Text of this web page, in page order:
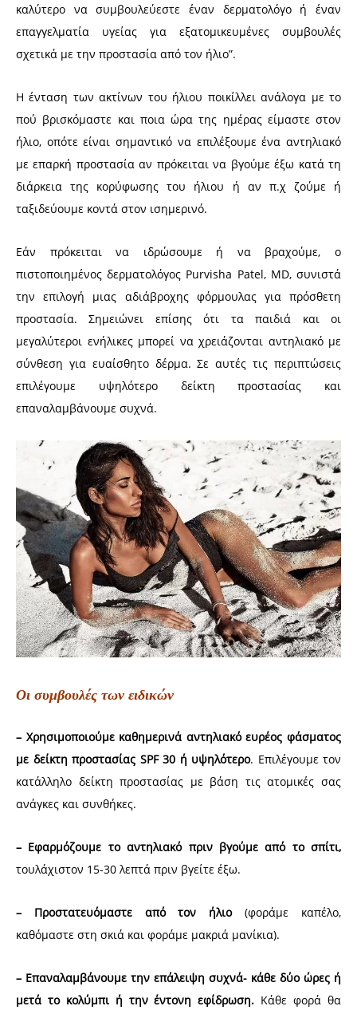
καλύτερο να συμβουλεύεστε έναν δερματολόγο ή έναν
επαγγελματία υγείας για εξατομικευμένες συμβουλές
σχετικά με την προστασία από τον ήλιο”.
Η ένταση των ακτίνων του ήλιου ποικίλλει ανάλογα με το
πού βρισκόμαστε και ποια ώρα της ημέρας είμαστε στον
ήλιο, οπότε είναι σημαντικό να επιλέξουμε ένα αντηλιακό
με επαρκή προστασία αν πρόκειται να βγούμε έξω κατά τη
διάρκεια της κορύφωσης του ήλιου ή αν π.χ ζούμε ή
ταξιδεύουμε κοντά στον ισημερινό.
Εάν πρόκειται να ιδρώσουμε ή να βραχούμε, ο
πιστοποιημένος δερματολόγος Purvisha Patel, MD, συνιστά
την επιλογή μιας αδιάβροχης φόρμουλας για πρόσθετη
προστασία. Σημειώνει επίσης ότι τα παιδιά και οι
μεγαλύτεροι ενήλικες μπορεί να χρειάζονται αντηλιακό με
σύνθεση για ευαίσθητο δέρμα. Σε αυτές τις περιπτώσεις
επιλέγουμε υψηλότερο δείκτη προστασίας και
επαναλαμβάνουμε συχνά.
Οι συμβουλές των ειδικών
– Χρησιμοποιούμε καθημερινά αντηλιακό ευρέος φάσματος
με δείκτη προστασίας SPF 30 ή υψηλότερο. Επιλέγουμε τον
κατάλληλο δείκτη προστασίας με βάση τις ατομικές σας
ανάγκες και συνθήκες.
– Εφαρμόζουμε το αντηλιακό πριν βγούμε από το σπίτι,
τουλάχιστον 15-30 λεπτά πριν βγείτε έξω.
– Προστατευόμαστε από τον ήλιο(φοράμε καπέλο,
καθόμαστε στη σκιά και φοράμε μακριά μανίκια).
– Επαναλαμβάνουμε την επάλειψη συχνά- κάθε δύο ώρες ή
μετά το κολύμπι ή την έντονη εφίδρωση. Κάθε φορά θα